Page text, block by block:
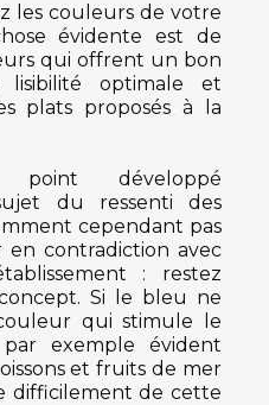
les couleurs de votre
évidente est de
qui offrent un bon
optimale et
plats proposés à la
développé
du ressenti des
cependant pas
contradiction avec
: restez
Si le bleu ne
qui stimule le
exemple évident
et fruits de mer
difficilement de cette